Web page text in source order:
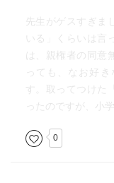
先生がゲスすぎま
いる」くらいは言
は、親権者の同
っても、なお好
す。取ってつけた
ったのですが、小
0